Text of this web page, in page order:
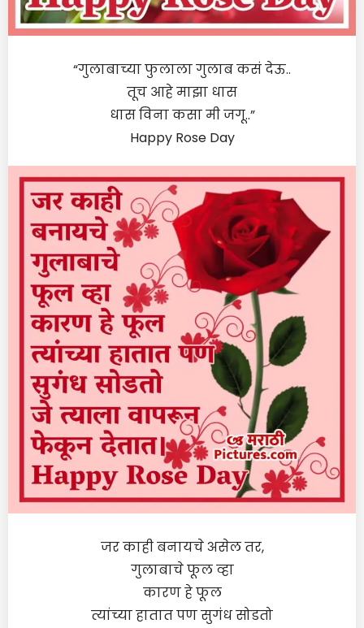
“गुलाबाच्या फुलाला गुलाब कसं देऊ..
तूच आहे माझा धास
धास विना कसा मी जगू..”
Happy Rose Day
जर काही बनायचे असेल तर,
गुलाबाचे फूल व्हा
कारण हे फूल
त्यांच्या हातात पण सुगंध सोडतो